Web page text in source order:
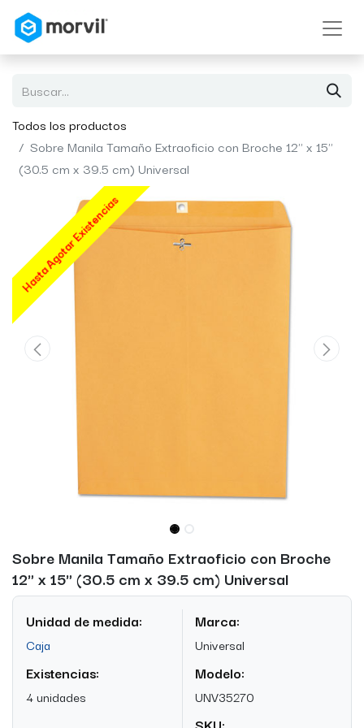
Todos los productos
Sobre Manila Tamaño Extraoficio con Broche 12" x 15"
(30.5 cm x 39.5 cm) Universal
Hasta Agotar Existencias
Sobre Manila Tamaño Extraoficio con Broche
12" x 15" (30.5 cm x 39.5 cm) Universal
Unidad de medida:
Caja
Existencias:
4 unidades
Marca:
Universal
Modelo:
UNV35270